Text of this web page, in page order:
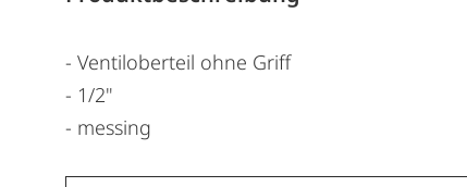
- Ventiloberteil ohne Griff
- 1/2"
- messing